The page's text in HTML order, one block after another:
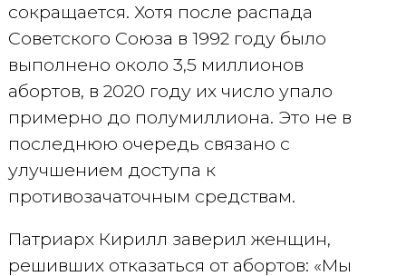
сокращается. Хотя после распада
Советского Союза в 1992 году было
выполнено около 3,5 миллионов
абортов, в 2020 году их число упало
примерно до полумиллиона. Это не в
последнюю очередь связано с
улучшением доступа к
противозачаточным средствам.
Патриарх Кирилл заверил женщин,
решивших отказаться от абортов: «Мы